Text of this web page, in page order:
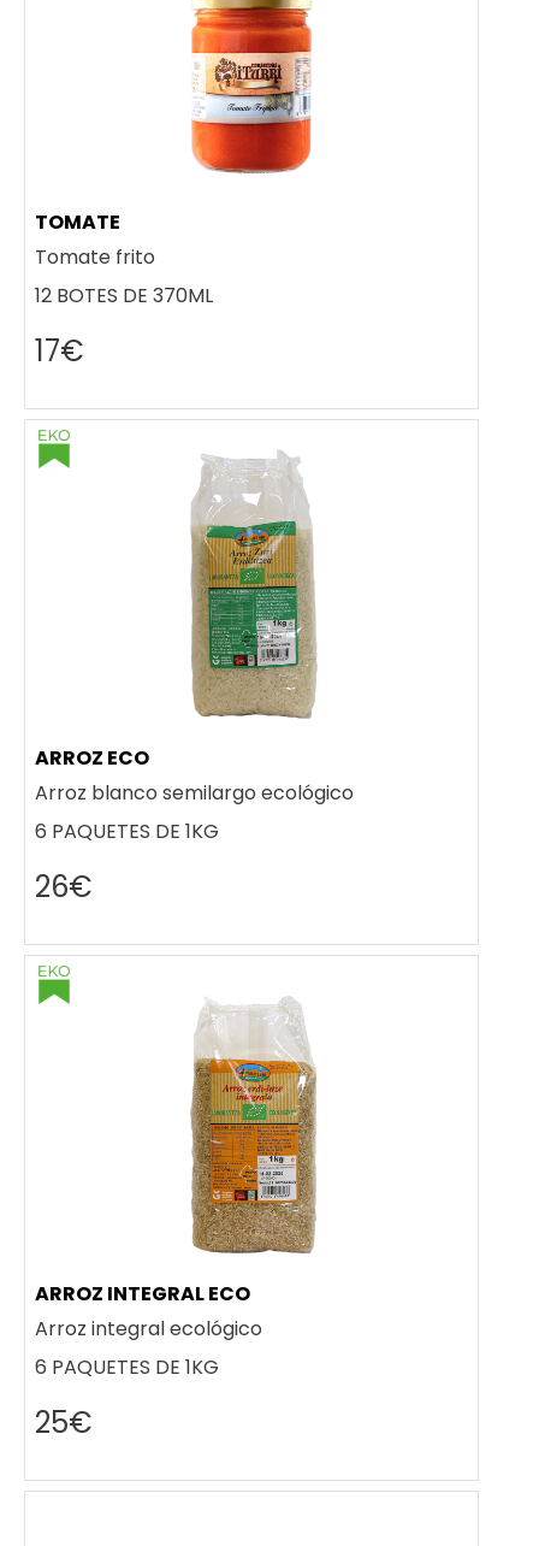
TOMATE
Tomate frito
12 BOTES DE 370ML
17€
ARROZ ECO
Arroz blanco semilargo ecológico
6 PAQUETES DE 1KG
26€
ARROZ INTEGRAL ECO
Arroz integral ecológico
6 PAQUETES DE 1KG
25€